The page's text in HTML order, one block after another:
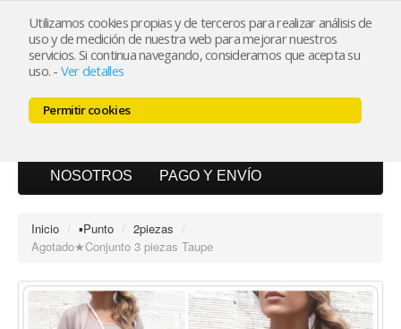
Utilizamos cookies propias y de terceros para realizar análisis de
uso y de medición de nuestra web para mejorar nuestros
servicios. Si continua navegando, consideramos que acepta su
uso. - Ver detalles
Permitir cookies
Mi cuenta
NOSOTROS PAGO Y ENVÍO
Inicio / ▪︎Punto / 2piezas /
Agotado★Conjunto 3 piezas Taupe